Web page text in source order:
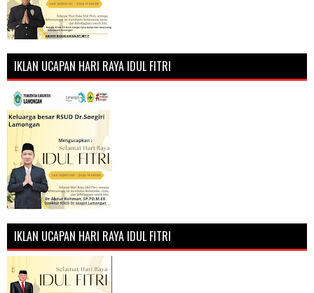
IKLAN UCAPAN HARI RAYA IDUL FITRI
IKLAN UCAPAN HARI RAYA IDUL FITRI